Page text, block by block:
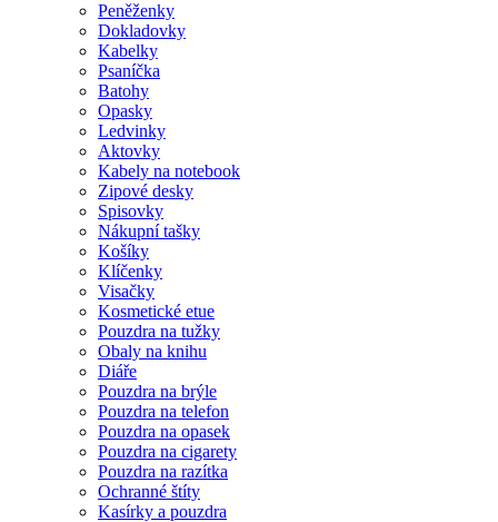
Peněženky
Dokladovky
Kabelky
Psaníčka
Batohy
Opasky
Ledvinky
Aktovky
Kabely na notebook
Zipové desky
Spisovky
Nákupní tašky
Košíky
Klíčenky
Visačky
Kosmetické etue
Pouzdra na tužky
Obaly na knihu
Diáře
Pouzdra na brýle
Pouzdra na telefon
Pouzdra na opasek
Pouzdra na cigarety
Pouzdra na razítka
Ochranné štíty
Kasírky a pouzdra